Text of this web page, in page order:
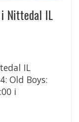
Nittedal IL
IL
Old Boys:
i